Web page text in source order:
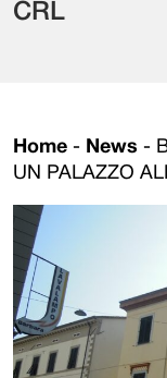
CRL
Home - News -
UN PALAZZO